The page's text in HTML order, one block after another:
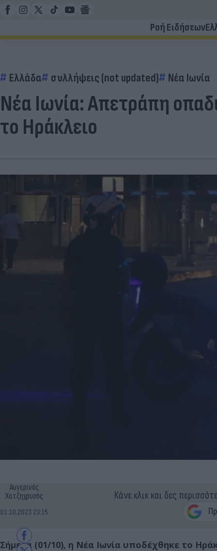
Ροή Ειδήσεων
Ελλάδα συλλήψεις (not updated) Νέα Ιωνία
Νέα Ιωνία: Απετράπη
το Ηράκλειο
Αυγερινός
Χατζηχρυσός
01.10.2023 23:15
Κάνε κλικ και δες
Σήμερα (01/10), η Νέα Ιωνία υποδέχθηκε το